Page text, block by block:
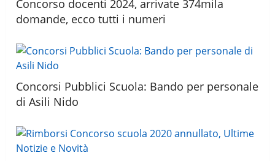
Concorso docenti 2024, arrivate 374mila
domande, ecco tutti i numeri
Concorsi Pubblici Scuola: Bando per personale
di Asili Nido